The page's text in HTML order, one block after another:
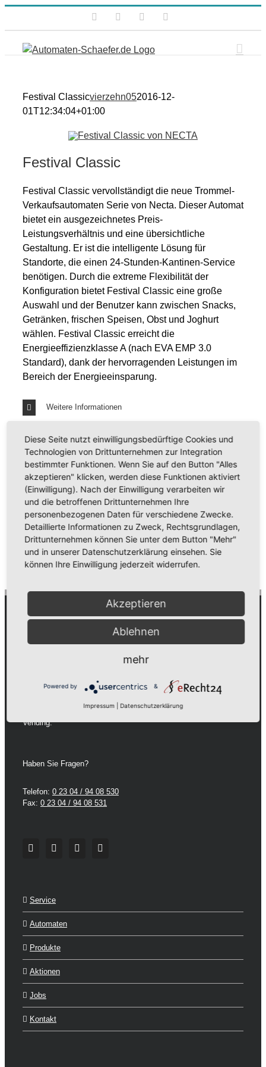
FacebookInstagram
Festival Classicvierzehn052016-12-
01T12:34:04+01:00
Festival Classic
Festival Classic vervollständigt die neue Trommel-
Verkaufsautomaten Serie von Necta. Dieser Automat
bietet ein ausgezeichnetes Preis-
Leistungsverhältnis und eine übersichtliche
Gestaltung. Er ist die intelligente Lösung für
Standorte, die einen 24-Stunden-Kantinen-Service
benötigen. Durch die extreme Flexibilität der
Konfiguration bietet Festival Classic eine große
Auswahl und der Benutzer kann zwischen Snacks,
Getränken, frischen Speisen, Obst und Joghurt
wählen. Festival Classic erreicht die
Energieeffizienzklasse A (nach EVA EMP 3.0
Standard), dank der hervorragenden Leistungen im
Bereich der Energieeinsparung.
Weitere Informationen
Technische Daten
ZURÜCK ZUR ÜBERSICHT
Wir sind Ihr Servicedienstleister mit 24 Stunden
Rundumservice, wenn es um den Vertrieb von
dazugehörigen Produkten geht.
Vertrauen Sie auf einen Partner mit über 45 Jahren Erfahrung im
Vending.
Haben Sie Fragen?
Telefon: 0 23 04 / 94 08 530
Fax: 0 23 04 / 94 08 531
Service
Automaten
Produkte
Aktionen
Jobs
Kontakt
Diese Seite nutzt einwilligungsbedürftige Cookies und
Technologien von Drittunternehmen zur Integration
bestimmter Funktionen. Wenn Sie auf den Button "Alles
akzeptieren" klicken, werden diese Funktionen aktiviert
(Einwilligung). Nach der Einwilligung verarbeiten wir
und die betroffenen Drittunternehmen Ihre
personenbezogenen Daten für verschiedene Zwecke.
Detaillierte Informationen zu Zweck, Rechtsgrundlagen,
Drittunternehmen können Sie unter dem Button "Mehr"
und in unserer Datenschutzerklärung einsehen. Sie
können Ihre Einwilligung jederzeit widerrufen.
Akzeptieren
Ablehnen
mehr
Powered by &
Impressum Datenschutzerklärung